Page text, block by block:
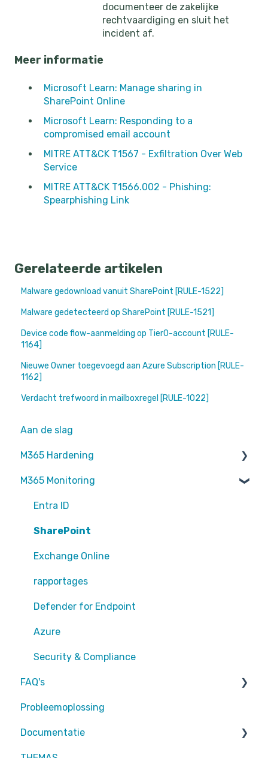
documenteer de zakelijke
rechtvaardiging en sluit het
incident af.
Meer informatie
Microsoft Learn: Manage sharing in
SharePoint Online
Microsoft Learn: Responding to a
compromised email account
MITRE ATT&CK T1567 - Exfiltration Over Web
Service
MITRE ATT&CK T1566.002 - Phishing:
Spearphishing Link
Gerelateerde artikelen
Malware gedownload vanuit SharePoint [RULE-1522]
Malware gedetecteerd op SharePoint [RULE-1521]
Device code flow-aanmelding op Tier0-account [RULE-
1164]
Nieuwe Owner toegevoegd aan Azure Subscription [RULE-
1162]
Verdacht trefwoord in mailboxregel [RULE-1022]
Aan de slag
M365 Hardening
Operational
Teams
Sharepoint
Exchange Online
EntraID - MFA
EntraID - Guests
EntraID - Conditional Access
EntraID - General
Defender XDR
Intune
M365 Monitoring
Entra ID
SharePoint
Exchange Online
rapportages
Defender for Endpoint
Azure
Security & Compliance
FAQ's
Partners
Attic MDR
Probleemoplossing
Documentatie